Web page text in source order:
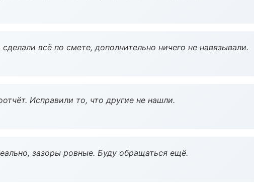
всё по смете, дополнительно ничего не навязывали.
Исправили то, что другие не нашли.
зазоры ровные. Буду обращаться ещё.